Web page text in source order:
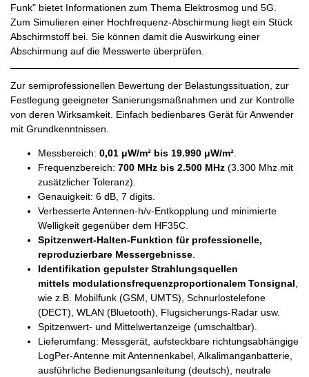
Funk" bietet Informationen zum Thema Elektrosmog und 5G.
Zum Simulieren einer Hochfrequenz-Abschirmung liegt ein Stück
Abschirmstoff bei. Sie können damit die Auswirkung einer
Abschirmung auf die Messwerte überprüfen.
Zur semiprofessionellen Bewertung der Belastungssituation, zur
Festlegung geeigneter Sanierungsmaßnahmen und zur Kontrolle
von deren Wirksamkeit. Einfach bedienbares Gerät für Anwender
mit Grundkenntnissen.
Messbereich: 0,01 μW/m² bis 19.990 μW/m²
Frequenzbereich: 700 MHz bis 2.500 MHz (3.300 Mhz mit
zusätzlicher Toleranz).
Genauigkeit: 6 dB, 7 digits.
Verbesserte Antennen-h/v-Entkopplung und minimierte
Welligkeit gegenüber dem HF35C.
Spitzenwert-Halten-Funktion für professionelle,
reproduzierbare Messergebnisse
Identifikation gepulster Strahlungsquellen
mittels modulationsfrequenzproportionalem Tonsignal
wie z.B. Mobilfunk (GSM, UMTS), Schnurlostelefone
(DECT), WLAN (Bluetooth), Flugsicherungs-Radar usw.
Spitzenwert- und Mittelwertanzeige (umschaltbar).
Lieferumfang: Messgerät, aufsteckbare richtungsabhängige
LogPer-Antenne mit Antennenkabel, Alkalimanganbatterie,
ausführliche Bedienungsanleitung (deutsch), neutrale